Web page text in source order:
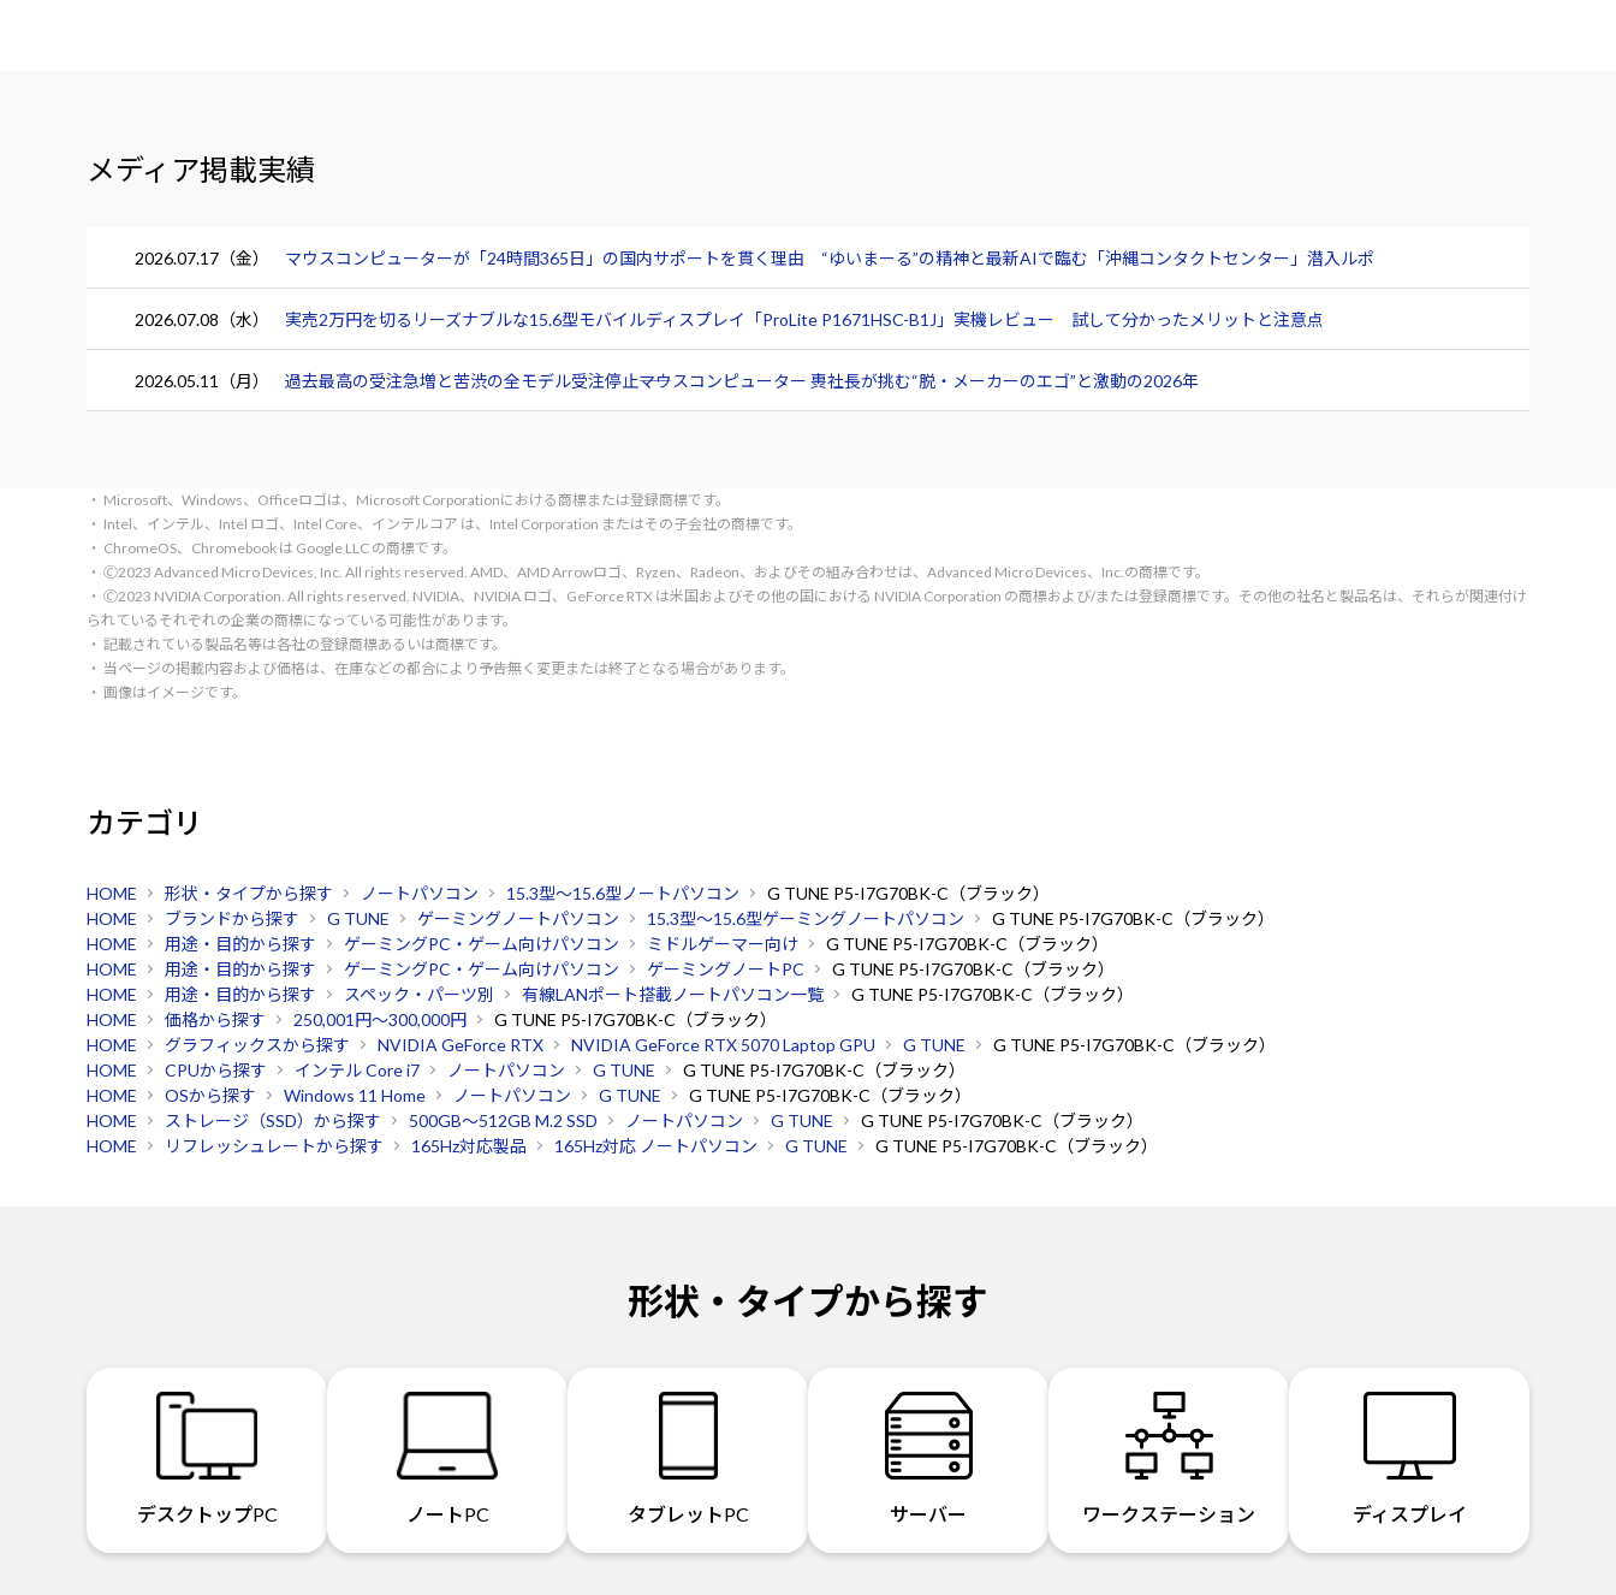
メディア掲載実績
2026.07.17（金） マウスコンピューターが「24時間365日」の国内サポートを貫く理由 “ゆいまーる”の精神と最新AIで臨む「沖縄コンタクトセンター」潜入ルポ
2026.07.08（水） 実売2万円を切るリーズナブルな15.6型モバイルディスプレイ「ProLite P1671HSC-B1J」実機レビュー 試して分かったメリットと注意点
2026.05.11（月） 過去最高の受注急増と苦渋の全モデル受注停止――マウスコンピューター 軣社長が挑む“脱・メーカーのエゴ”と激動の2026年
・ Microsoft、Windows、Officeロゴは、Microsoft Corporationにおける商標または登録商標です。
・ Intel、インテル、Intel ロゴ、Intel Core、インテルコア は、Intel Corporation またはその子会社の商標です。
・ ChromeOS、Chromebook は Google LLC の商標です。
・ 🄫2023 Advanced Micro Devices, Inc. All rights reserved. AMD、AMD Arrowロゴ、Ryzen、Radeon、およびその組み合わせは、Advanced Micro Devices、Inc.の商標です。
・ 🄫2023 NVIDIA Corporation. All rights reserved. NVIDIA、NVIDIA ロゴ、GeForce RTX は米国およびその他の国における NVIDIA Corporation の商標および/または登録商標です。その他の社名と製品名は、それらが関連付け
られているそれぞれの企業の商標になっている可能性があります。
・ 記載されている製品名等は各社の登録商標あるいは商標です。
・ 当ページの掲載内容および価格は、在庫などの都合により予告無く変更または終了となる場合があります。
・ 画像はイメージです。
カテゴリ
HOME 形状・タイプから探す ノートパソコン 15.3型～15.6型ノートパソコン
G TUNE P5-I7G70BK-C（ブラック）
HOME
ブランドから探す G TUNE ゲーミングノートパソコン 15.3型～15.6型ゲーミングノートパソコン
G TUNE P5-I7G70BK-C（ブラック）
HOME
用途・目的から探す ゲーミングPC・ゲーム向けパソコン ミドルゲーマー向け
G TUNE P5-I7G70BK-C（ブラック）
HOME
用途・目的から探す ゲーミングPC・ゲーム向けパソコン ゲーミングノートPC
G TUNE P5-I7G70BK-C（ブラック）
HOME
用途・目的から探す スペック・パーツ別 有線LANポート搭載ノートパソコン一覧
G TUNE P5-I7G70BK-C（ブラック）
HOME
価格から探す 250,001円～300,000円
G TUNE P5-I7G70BK-C（ブラック）
HOME
グラフィックスから探す NVIDIA GeForce RTX NVIDIA GeForce RTX 5070 Laptop GPU G TUNE
G TUNE P5-I7G70BK-C（ブラック）
HOME
CPUから探す インテル Core i7 ノートパソコン G TUNE
G TUNE P5-I7G70BK-C（ブラック）
HOME
OSから探す Windows 11 Home ノートパソコン G TUNE
G TUNE P5-I7G70BK-C（ブラック）
HOME
ストレージ（SSD）から探す 500GB～512GB M.2 SSD ノートパソコン G TUNE
G TUNE P5-I7G70BK-C（ブラック）
HOME
リフレッシュレートから探す 165Hz対応製品 165Hz対応 ノートパソコン G TUNE G TUNE P5-I7G70BK-C（ブラック）
形状・タイプから探す
デスクトップPC ノートPC タブレットPC サーバー ワークステーション ディスプレイ